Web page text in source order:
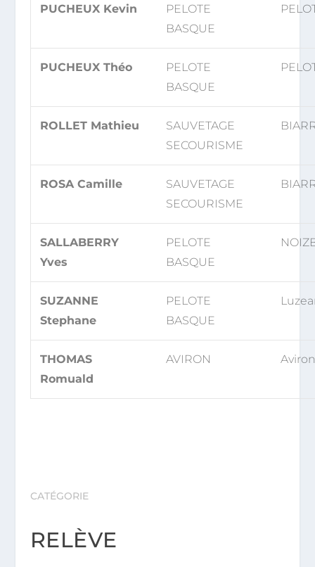
PUCHEUX Kevin
PELOTE
BASQUE
PUCHEUX Théo
PELOTE
BASQUE
ROLLET Mathieu
SAUVETAGE
SECOURISME
ROSA Camille
SAUVETAGE
SECOURISME
SALLABERRY
Yves
PELOTE
BASQUE
SUZANNE
Stephane
PELOTE
BASQUE
THOMAS
Romuald
AVIRON
CATÉGORIE
RELÈVE